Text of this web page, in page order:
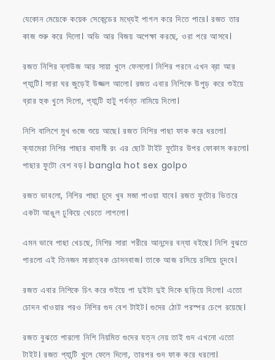
যেকোন মেয়েকে কয়েক সেকেন্ডের মধ্যেই পাগল করে দিতে পারে। রজত তার
কাজ শুরু করে দিলো। অভি আর বিজয় অপেক্ষা করছে, ওরা পরে আসবে।
রজত নিশির ব্লাউজ আর সায়া খুলে ফেললো। নিশির পরনে এখন ব্রা আর
প্যান্টি। সারা ঘর জুড়েই উজ্জল আলো। রজত এবার নিশিকে উপুড় করে শুইয়ে
ব্রার হুক খুলে দিলো, প্যান্টি হাটু পর্যন্ত নামিয়ে দিলো।
নিশি বালিশে মুখ গুজে শুয়ে আছে। রজত নিশির পাছা ফাক করে ধরলো।
ক্যামেরা নিশির পাছার বাদামী রং এর ছোট টাইট ফুটোর উপর ফোকাস করলো।
পাছার ফুটো বেশ বড়। bangla hot sex golpo
রজত ভাবলো, নিশির পাছা চুদে খুব মজা পাওয়া যাবে। রজত ফুটোর ভিতরে
একটা আঙুল ঢুকিয়ে খেচতে লাগলো।
এমন ভাবে পাছা খেচছে, নিশির সারা শরীরে আনন্দের বন্যা বইছে। নিশি বুঝতে
পারলো এই তিনজন মারাত্বক চোদনবাজ। তাকে আজ রসিয়ে রসিয়ে চুদবে।
রজত এবার নিশিকে চিৎ করে শুইয়ে পা দুইটা দুই দিকে ছড়িয়ে দিলো। এতো
চোদন খাওয়ার পরও নিশির গুদ বেশ টাইট। গুদের ঠোট পরস্পর চেপে রয়েছে।
রজত বুঝতে পারলো নিশি নিয়মিত গুদের যত্ন নেয় তাই গুদ এখনো এতো
টাইট। রজত প্যান্টি খুলে ফেলে দিলো, তারপর গুদ ফাক করে ধরলো।